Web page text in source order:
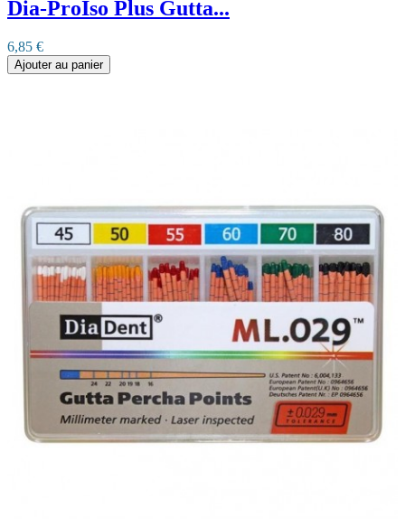
Dia-ProIso Plus Gutta...
6,85 €
Ajouter au panier